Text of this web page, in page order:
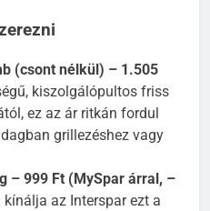
(csont nélkül) – 1.505
kiszolgálópultos friss
ez az ár ritkán fordul
grillezéshez vagy
– 999 Ft (MySpar árral, –
kínálja az Interspar ezt a